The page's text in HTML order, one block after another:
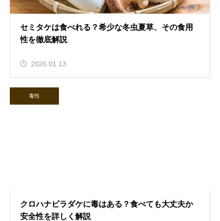
セミタケは食べれる？希少な冬虫夏草、その食用
性を徹底解説
2026.01.13
毒性
クロハナビラダケに毒はある？食べても大丈夫か
安全性を詳しく解説